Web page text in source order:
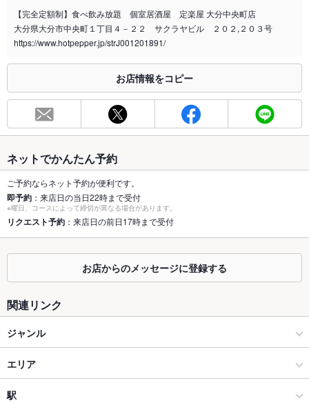
喫煙専用室 なし
合わせください。
お席
120席(全室掘りごたつ個室となります★2名様～最大50名様ま
でご利用OK)
最大宴会収
容人数
96人(20名様、60名様など各団体向けの掘りごたつ個室ござい
ます！)
個室 あり ：最大60名様ご宴会OKな掘りごたつ個室ございます！
座敷 なし ：全室掘りごたつとなります★
カウンター
ソファー
テラス席
貸切
設備
【完全定額制】食べ飲み放題 個室居酒屋 定楽屋 大分中央町店
大分県大分市中央町１丁目４－２２ サクラヤビル ２０２,２０３号
https://www.hotpepper.jp/strJ001201891/
お店情報をコピー
ネットでかんたん予約
ご予約ならネット予約が便利です。
即予約 ：来店日の当日22時まで受付
※曜日、コースによって締切が異なる場合があります。
リクエスト予約 ：来店日の前日17時まで受付
お店からのメッセージに登録する
関連リンク
ジャンル
居酒屋
創作
エリア
中央町
駅